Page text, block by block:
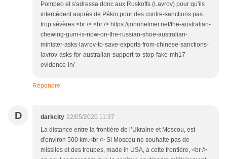
Pompeo et s'adressa donc aux Ruskoffs (Lavrov) pour qu'ils
intercèdent auprès de Pékin pour des contre-sanctions pas
trop sévères.<br /> <br /> https://johnhelmer.net/the-australian-
chewing-gum-is-now-on-the-russian-shoe-australian-
minister-asks-lavrov-to-save-exports-from-chinese-sanctions-
lavrov-asks-for-australian-support-to-stop-fake-mh17-
evidence-in/
Répondre
D darkcity 22/05/2020 11:37
La distance entre la frontière de l’Ukraine et Moscou, est
d'environ 500 km.<br /> Si Moscou ne souhaite pas de
missiles et des troupes, made in USA, a cette frontière, <br />